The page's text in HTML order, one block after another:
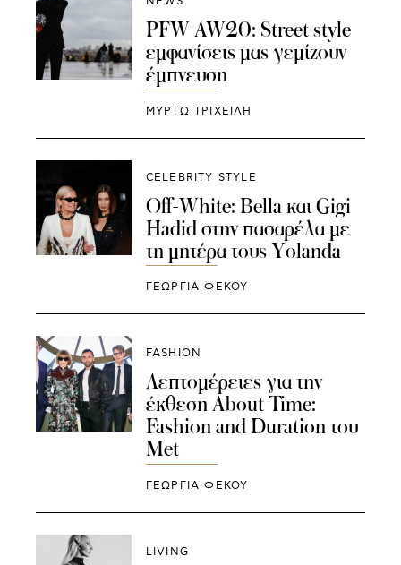
PFW AW20: Street style
εμφανίσεις μας γεμίζουν
έμπνευση
ΜΥΡΤΩ ΤΡΙΧΕΙΛΗ
CELEBRITY STYLE
Off-White: Bella και Gigi
Hadid στην πασαρέλα με
τη μητέρα τους Yolanda
ΓΕΩΡΓΙΑ ΦΕΚΟΥ
FASHION
Λεπτομέρειες για την
έκθεση About Time:
Fashion and Duration του
Μet
ΓΕΩΡΓΙΑ ΦΕΚΟΥ
LIVING